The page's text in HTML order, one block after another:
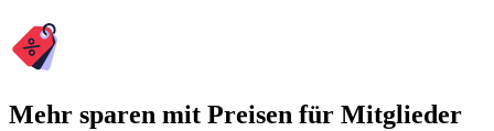
Mehr sparen mit Preisen für Mitglieder